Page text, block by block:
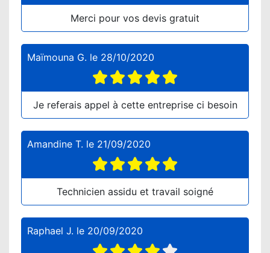
Merci pour vos devis gratuit
Maïmouna G. le 28/10/2020
Je referais appel à cette entreprise ci besoin
Amandine T. le 21/09/2020
Technicien assidu et travail soigné
Raphael J. le 20/09/2020